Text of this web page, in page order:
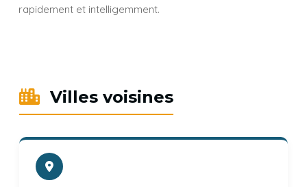
rapidement et intelligemment.
Villes voisines